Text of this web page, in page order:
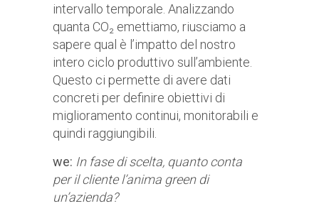
intervallo temporale. Analizzando
quanta CO₂ emettiamo, riusciamo a
sapere qual è l’impatto del nostro
intero ciclo produttivo sull’ambiente.
Questo ci permette di avere dati
concreti per definire obiettivi di
miglioramento continui, monitorabili e
quindi raggiungibili.
we: In fase di scelta, quanto conta
per il cliente l’anima green di
un’azienda?